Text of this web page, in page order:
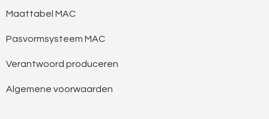
Maattabel MAC
Pasvormsysteem MAC
Verantwoord produceren
Algemene voorwaarden